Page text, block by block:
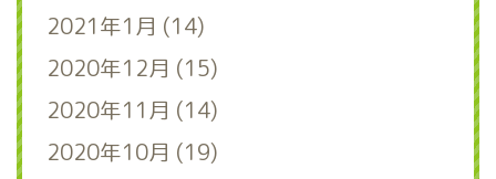
2021年1月 (14)
2020年12月 (15)
2020年11月 (14)
2020年10月 (19)